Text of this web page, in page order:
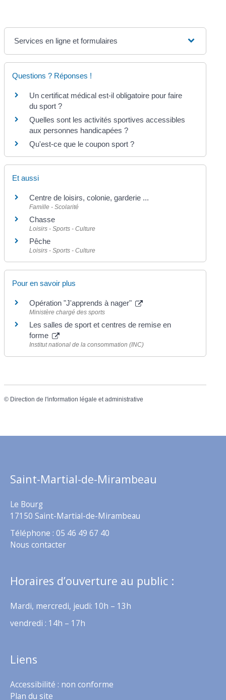
Services en ligne et formulaires
Questions ? Réponses !
Un certificat médical est-il obligatoire pour faire
du sport ?
Quelles sont les activités sportives accessibles
aux personnes handicapées ?
Qu'est-ce que le coupon sport ?
Et aussi
Centre de loisirs, colonie, garderie ...
Famille - Scolarité
Chasse
Loisirs - Sports - Culture
Pêche
Loisirs - Sports - Culture
Pour en savoir plus
Opération "J'apprends à nager"
Ministère chargé des sports
Les salles de sport et centres de remise en
forme
Institut national de la consommation (INC)
© Direction de l'information légale et administrative
Saint-Martial-de-Mirambeau
Le Bourg
17150 Saint-Martial-de-Mirambeau
Téléphone : 05 46 49 67 40
Nous contacter
Horaires d’ouverture au public :
Mardi, mercredi, jeudi: 10h – 13h
vendredi : 14h – 17h
Liens
Accessibilité : non conforme
Plan du site